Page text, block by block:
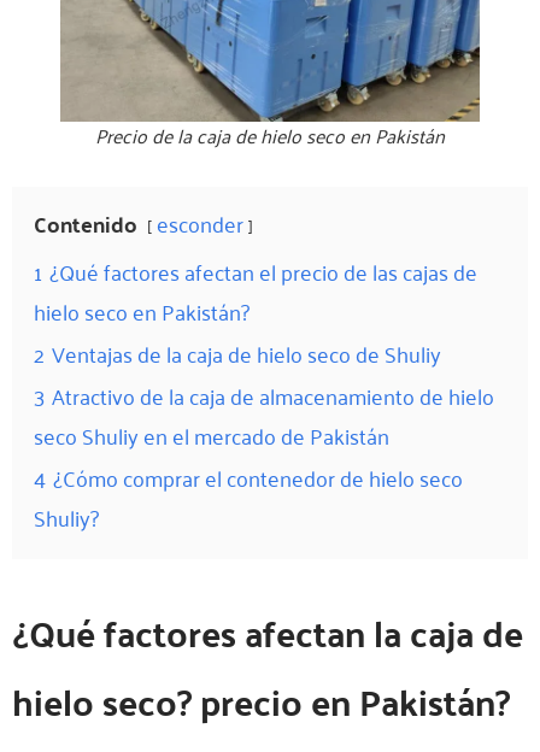
Precio de la caja de hielo seco en Pakistán
Contenido esconder
1 ¿Qué factores afectan el precio de las cajas de
hielo seco en Pakistán?
2 Ventajas de la caja de hielo seco de Shuliy
3Atractivo de la caja de almacenamiento de hielo
seco Shuliy en el mercado de Pakistán
4¿Cómo comprar el contenedor de hielo seco
Shuliy?
¿Qué factores afectan la caja de
hielo seco?precioen Pakistán?